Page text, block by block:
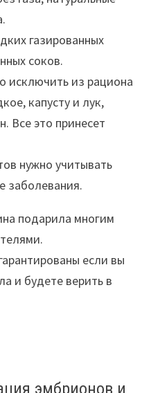
газированных
соков.
исключить из рациона
капусту и лук,
Все это принесет
нужно учитывать
заболевания.
подарила многим
если вы
и будете верить в
эмбрионов и